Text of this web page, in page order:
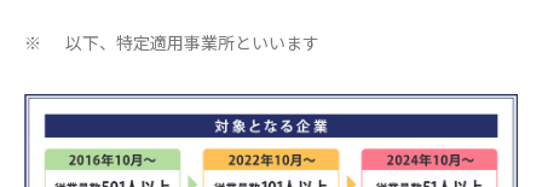
※ 以下、特定適用事業所といいます